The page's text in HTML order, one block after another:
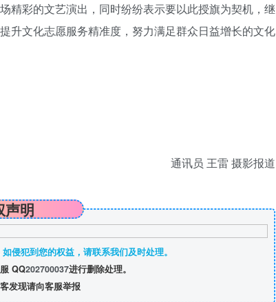
精彩的文艺演出，同时纷纷表示要以此授旗为契机，继
升文化志愿服务精准度，努力满足群众日益增长的文化
通讯员 王雷 摄影报道
声明
侵犯到您的权益，请联系我们及时处理。
QQ202700037进行删除处理。
发现请向客服举报